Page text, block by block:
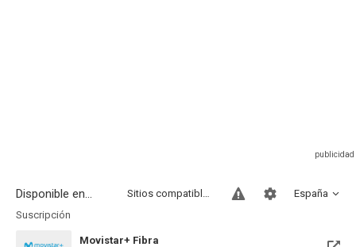
Disponible en... España
Sitios compatibles
Suscripción
Movistar+ Fibra